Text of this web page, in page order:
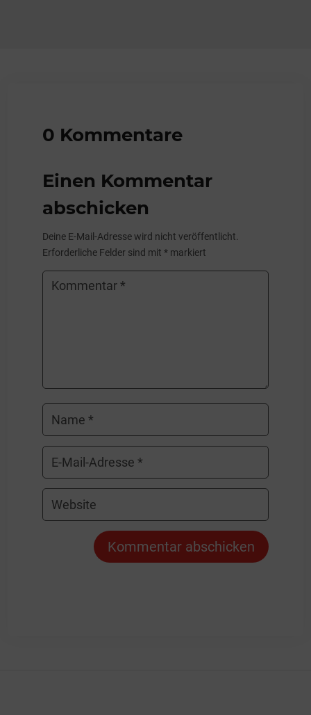
0 Kommentare
Einen Kommentar
abschicken
Deine E-Mail-Adresse wird nicht veröffentlicht.
Erforderliche Felder sind mit* markiert
Kommentar abschicken